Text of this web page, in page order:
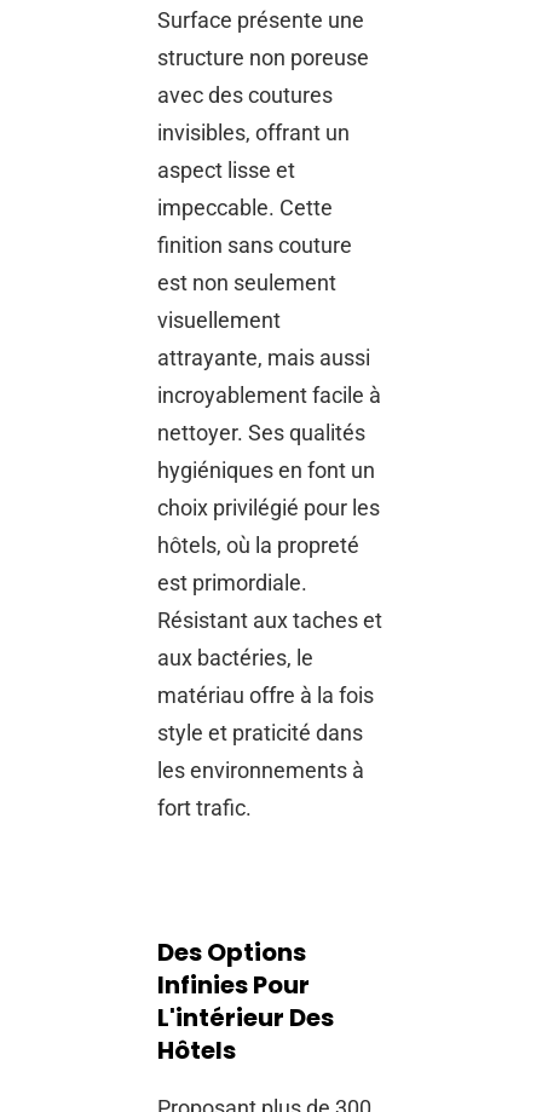
Surface présente une
structure non poreuse
avec des coutures
invisibles, offrant un
aspect lisse et
impeccable. Cette
finition sans couture
est non seulement
visuellement
attrayante, mais aussi
incroyablement facile à
nettoyer. Ses qualités
hygiéniques en font un
choix privilégié pour les
hôtels, où la propreté
est primordiale.
Résistant aux taches et
aux bactéries, le
matériau offre à la fois
style et praticité dans
les environnements à
fort trafic.
Des Options
Infinies Pour
L'intérieur Des
Hôtels